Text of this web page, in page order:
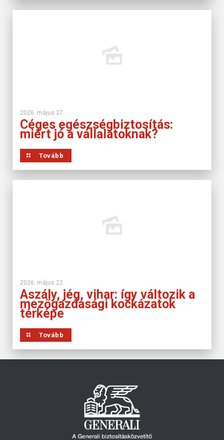
2026. május 27.
Céges egészségbiztosítás:
miért jó a vállalatoknak?
Tovább
2026. május 22.
Aszály, jég, vihar: így változik a
mezőgazdasági kockázatok
térképe
Tovább